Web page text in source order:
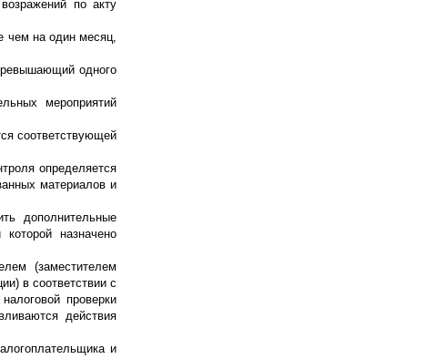
по акту
чем на один месяц,
одного
мероприятий
соответствующей
определяется
материалов и
дополнительные
назначено
(заместителем
в соответствии с
проверки
действия
и